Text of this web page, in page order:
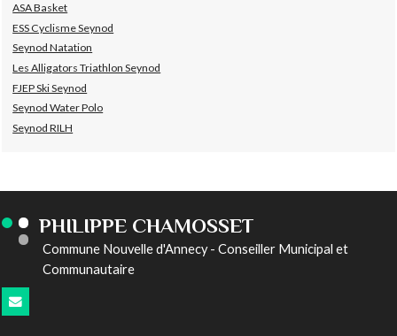
ASA Basket
ESS Cyclisme Seynod
Seynod Natation
Les Alligators Triathlon Seynod
FJEP Ski Seynod
Seynod Water Polo
Seynod RILH
PHILIPPE CHAMOSSET
Commune Nouvelle d'Annecy - Conseiller Municipal et
Communautaire